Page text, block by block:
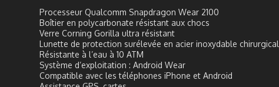
Processeur Qualcomm Snapdragon Wear 2100
Boîtier en polycarbonate résistant aux chocs
Verre Corning Gorilla ultra résistant
Lunette de protection surélevée en acier inoxydable chirurgical
Résistante à l’eau à 10 ATM
Système d’exploitation : Android Wear
Compatible avec les téléphones iPhone et Android